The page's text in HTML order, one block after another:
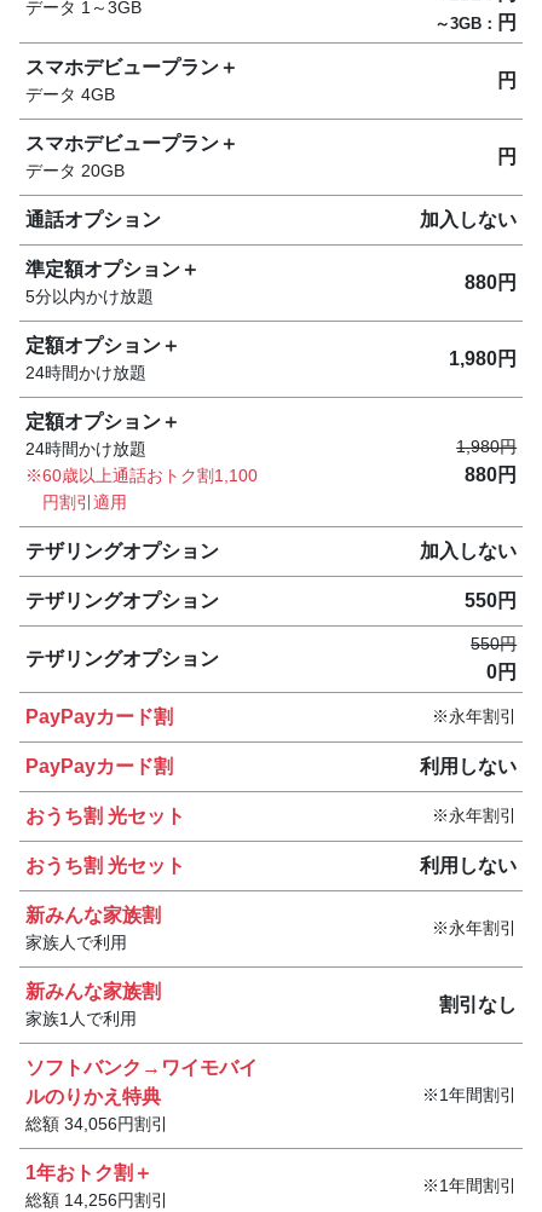
データ 1～3GB
～3GB： 円
スマホデビュープラン＋
データ 4GB
円
スマホデビュープラン＋
データ 20GB
円
通話オプション 加入しない
準定額オプション＋
5分以内かけ放題
880円
定額オプション＋
24時間かけ放題
1,980円
定額オプション＋
24時間かけ放題
60歳以上通話おトク割1,100
円割引適用
1,980円
880円
テザリングオプション 加入しない
テザリングオプション 550円
テザリングオプション
550円
0円
PayPayカード割 永年割引
PayPayカード割 利用しない
おうち割 光セット 永年割引
おうち割 光セット 利用しない
新みんな家族割
家族人で利用
永年割引
新みんな家族割
家族1人で利用
割引なし
ソフトバンク→ワイモバイ
ルのりかえ特典
総額 34,056円割引
1年間割引
1年おトク割＋
総額 14,256円割引
1年間割引